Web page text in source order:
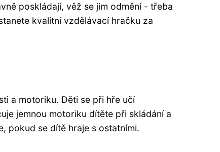
poskládají, věž se jim odmění - třeba
kvalitní vzdělávací hračku za
a motoriku. Děti se při hře učí
jemnou motoriku dítěte při skládání a
pokud se dítě hraje s ostatními.